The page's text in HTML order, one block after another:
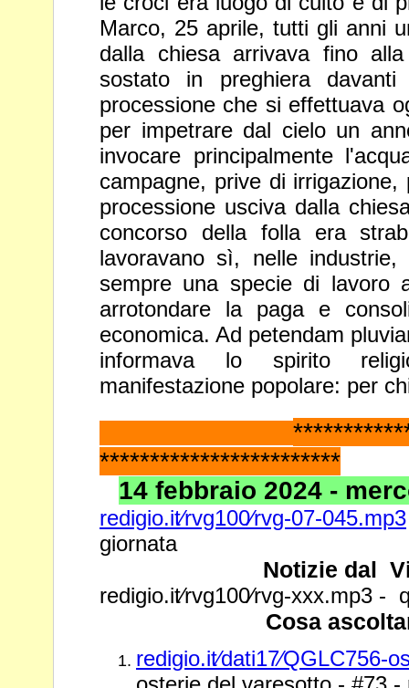
Marco, 25 aprile, tutti gli anni
dalla chiesa arrivava fino
sostato in preghiera
processione che si effettuava
per impetrare dal cielo un
invocare principalmente
campagne, prive di
processione usciva dalla
concorso della folla era
lavoravano sì, nelle
sempre una specie di lavoro
arrotondare la paga e
economica. Ad petendam
informava lo spirito
manifestazione popolare: per
************************
14 febbraio 2024 -
redigio.it⁄rvg100⁄rvg-07-045.mp3
giornata
Notizie dal
redigio.it⁄rvg100⁄rvg-xxx.mp3 -
Cosa
redigio.it⁄dati17⁄QGLC756-
osterie del varesotto - #73 -